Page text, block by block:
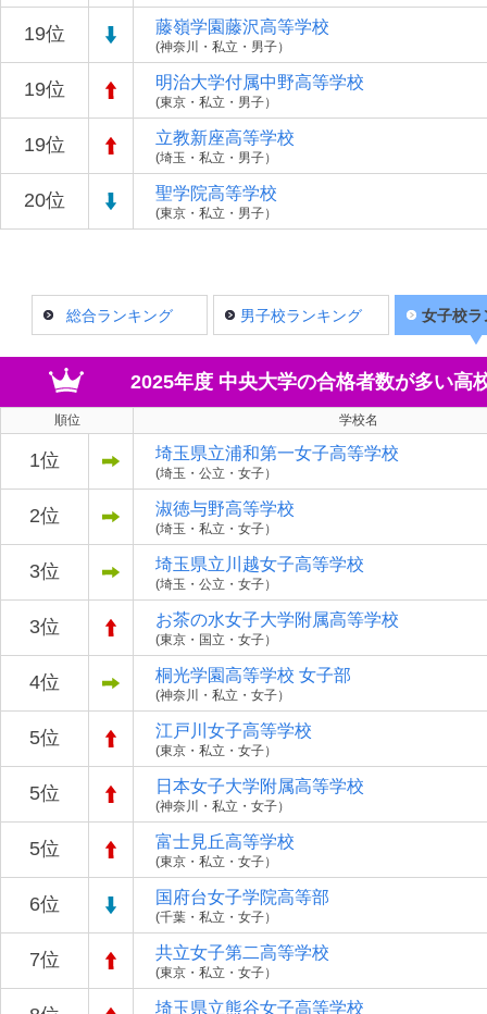
19位 藤嶺学園藤沢高等学校
(神奈川・私立・男子）
19位 明治大学付属中野高等学校
(東京・私立・男子）
19位 立教新座高等学校
(埼玉・私立・男子）
20位 聖学院高等学校
(東京・私立・男子）
総合ランキング 男子校ランキング 女子校ラ
2025年度 中央大学の合格者数が多い高
順位 学校名
1位 埼玉県立浦和第一女子高等学校
(埼玉・公立・女子）
2位 淑徳与野高等学校
(埼玉・私立・女子）
3位 埼玉県立川越女子高等学校
(埼玉・公立・女子）
3位 お茶の水女子大学附属高等学校
(東京・国立・女子）
4位 桐光学園高等学校 女子部
(神奈川・私立・女子）
5位 江戸川女子高等学校
(東京・私立・女子）
5位 日本女子大学附属高等学校
(神奈川・私立・女子）
5位 富士見丘高等学校
(東京・私立・女子）
6位 国府台女子学院高等部
(千葉・私立・女子）
7位 共立女子第二高等学校
(東京・私立・女子）
埼玉県立熊谷女子高等学校